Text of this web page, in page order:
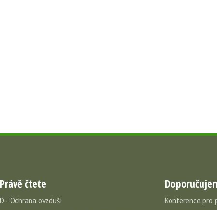
Právě čtete
D - Ochrana ovzduší
Konference pro